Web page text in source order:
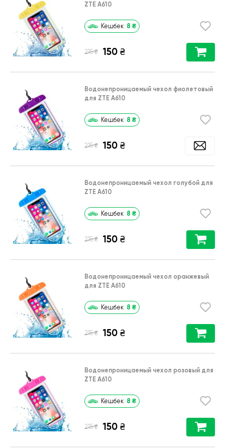
ZTE A610
Кешбек 8 ₴
215 ₴ 150 ₴
Водонепроницаемый чехол фиолетовый
для ZTE A610
Кешбек 8 ₴
215 ₴ 150 ₴
Водонепроницаемый чехол голубой для
ZTE A610
Кешбек 8 ₴
215 ₴ 150 ₴
Водонепроницаемый чехол оранжевый
для ZTE A610
Кешбек 8 ₴
215 ₴ 150 ₴
Водонепроницаемый чехол розовый для
ZTE A610
Кешбек 8 ₴
215 ₴ 150 ₴